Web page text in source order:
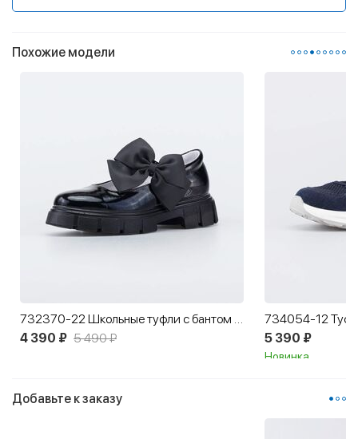
Похожие модели
732370-22 Школьные туфли с бантом подростковые
4 390 ₽ 5 490 ₽ 5 390 ₽
Новинка
Добавьте к заказу